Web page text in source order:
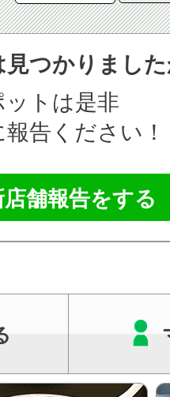
見つかりまし
トは是非
報告ください！
店舗報告をする